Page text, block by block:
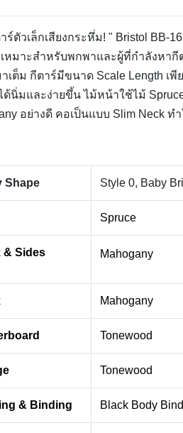
ร์ตัวเล็กเสียงกระหึ่ม! " Bristol BB-
หมาะสำหรับพกพาและผู้ที่กำลังหากี
าเต็ม กีตาร์มีขนาด Scale Length เ
ด้นิ่มและง่ายขึ้น ไม้หน้าใช้ไม้
อย่างดี คอเป็นแบบ Slim Neck ท
Shape Style 0, Baby
Spruce
& Sides Mahogany
Mahogany
Tonewood
Tonewood
& Binding Black Body